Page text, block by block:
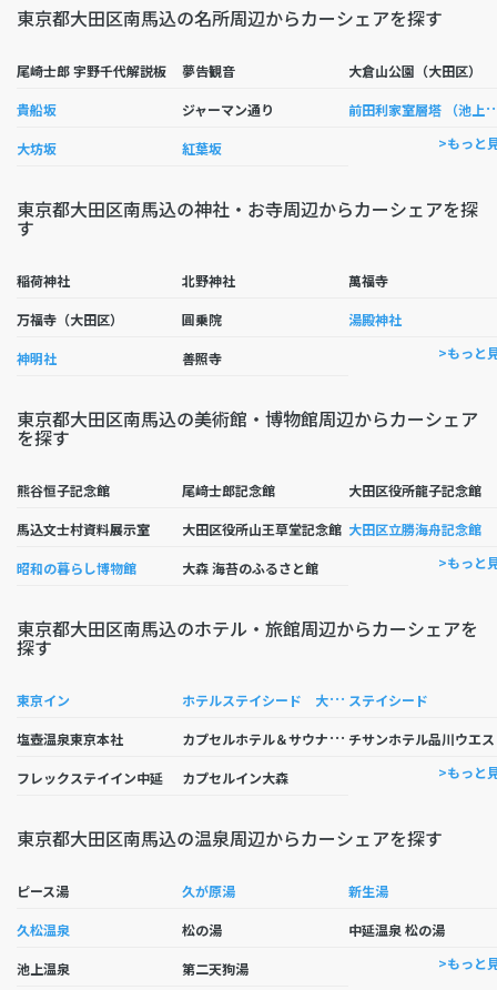
東京都大田区南馬込の名所周辺からカーシェアを探す
尾崎士郎 宇野千代解説板 夢告観音 大倉山公園（大田区）
貴船坂 ジャーマン通り 田利家室層塔
大坊坂 紅葉坂 >もっと
東京都大田区南馬込の神社・お寺周辺からカーシェアを探
す
稲荷神社 北野神社 萬福寺
万福寺（大田区） 圓乗院 湯殿神社
神明社 善照寺 >もっと
東京都大田区南馬込の美術館・博物館周辺からカーシェア
を探す
熊谷恒子記念館 尾﨑士郎記念館 大田区役所龍子記念館
馬込文士村資料展示室 大田区役所山王草堂記念館 大田区立勝海舟記念館
昭和の暮らし博物館 大森 海苔のふるさと館 >もっと
東京都大田区南馬込のホテル・旅館周辺からカーシェアを
探す
東京イン ホ
テルステイシード 大田馬込駅前 ステイシード
塩壺温泉東京本社 カ
プセルホテル＆サウナ みづほ チサンホテル品川ウエ
フレックステイイン中延 カプセルイン大森 >もっと
東京都大田区南馬込の温泉周辺からカーシェアを探す
ピース湯 久が原湯 新生湯
久松温泉 松の湯 中延温泉 松の湯
池上温泉 第二天狗湯 >もっと